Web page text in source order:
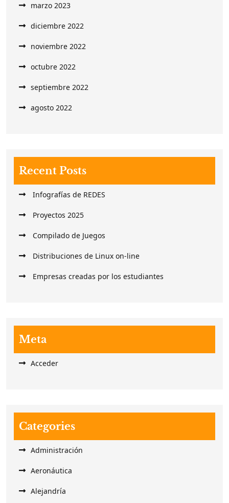
marzo 2023
diciembre 2022
noviembre 2022
octubre 2022
septiembre 2022
agosto 2022
Recent Posts
Infografías de REDES
Proyectos 2025
Compilado de Juegos
Distribuciones de Linux on-line
Empresas creadas por los estudiantes
Meta
Acceder
Categories
Administración
Aeronáutica
Alejandría